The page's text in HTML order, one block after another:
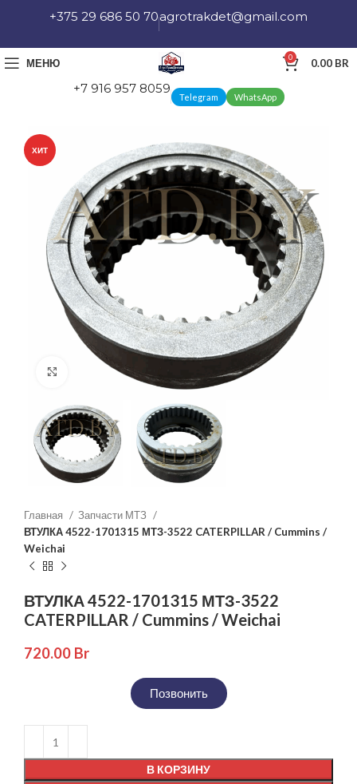
+375 29 686 50 70agrotrakdet@gmail.com
МЕНЮ 0 0.00 BR
+7 916 957 8059
Telegram WhatsApp
ХИТ
Нажмите, чтобы увеличить
Главная
Запчасти МТЗ
ВТУЛКА 4522-1701315 МТЗ-3522 CATERPILLAR / Cummins /
Weichai
ВТУЛКА 4522-1701315 МТЗ-3522
CATERPILLAR / Cummins / Weichai
720.00 Br
Позвонить
В КОРЗИНУ